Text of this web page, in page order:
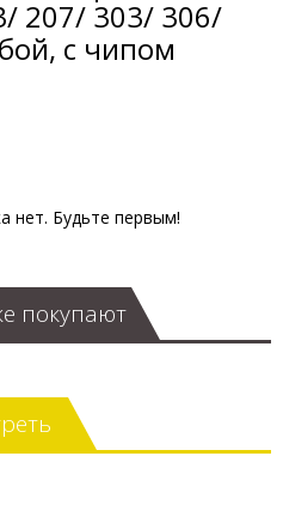
207/ 303/ 306/
с чипом
нет. Будьте первым!
покупают